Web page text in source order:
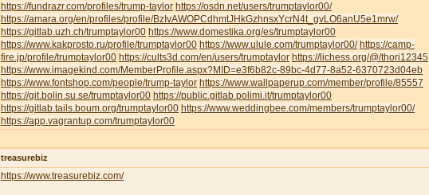
https://fundrazr.com/profiles/trump-taylor https://osdn.net/users/trumptaylor00/
https://amara.org/en/profiles/profile/BzIvAWOPCdhmtJHkGzhnsxYcrN4t_gvLO6anU5e1mrw/
https://gitlab.uzh.ch/trumptaylor00 https://www.domestika.org/es/trumptaylor00
https://www.kakprosto.ru/profile/trumptaylor00 https://www.ulule.com/trumptaylor00/ https://camp-
fire.jp/profile/trumptaylor00 https://cults3d.com/en/users/trumptaylor https://lichess.org/@/thori12345
https://www.imagekind.com/MemberProfile.aspx?MID=e3f6b82c-89bc-4d77-8a52-6370723d04eb
https://www.fontshop.com/people/trump-taylor https://www.wallpaperup.com/member/profile/85557
https://git.bolin.su.se/trumptaylor00 https://public.gitlab.polimi.it/trumptaylor00
https://gitlab.tails.boum.org/trumptaylor00 https://www.weddingbee.com/members/trumptaylor00/
https://app.vagrantup.com/trumptaylor00
treasurebiz
https://www.treasurebiz.com/